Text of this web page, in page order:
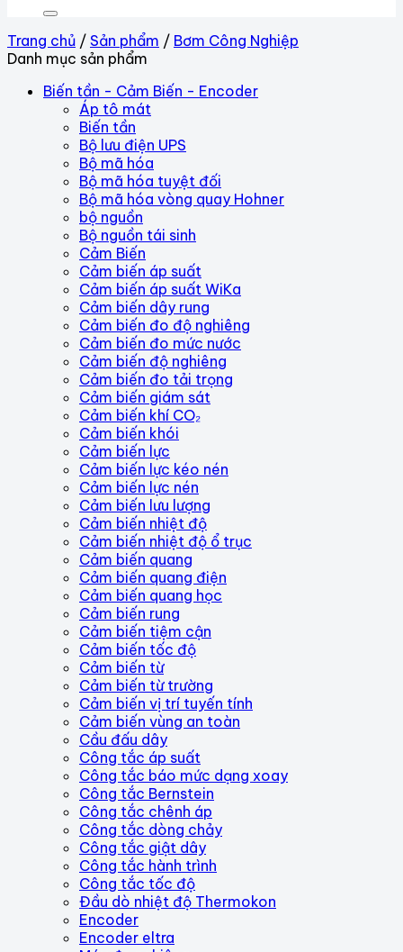
Trang chủ / Sản phẩm / Bơm Công Nghiệp
Danh mục sản phẩm
Biến tần - Cảm Biến - Encoder
Áp tô mát
Biến tần
Bộ lưu điện UPS
Bộ mã hóa
Bộ mã hóa tuyệt đối
Bộ mã hóa vòng quay Hohner
bộ nguồn
Bộ nguồn tái sinh
Cảm Biến
Cảm biến áp suất
Cảm biến áp suất WiKa
Cảm biến dây rung
Cảm biến đo độ nghiêng
Cảm biến đo mức nước
Cảm biến độ nghiêng
Cảm biến đo tải trọng
Cảm biến giám sát
Cảm biến khí CO₂
Cảm biến khói
Cảm biến lực
Cảm biến lực kéo nén
Cảm biến lực nén
Cảm biến lưu lượng
Cảm biến nhiệt độ
Cảm biến nhiệt độ ổ trục
Cảm biến quang
Cảm biến quang điện
Cảm biến quang học
Cảm biến rung
Cảm biến tiệm cận
Cảm biến tốc độ
Cảm biến từ
Cảm biến từ trường
Cảm biến vị trí tuyến tính
Cảm biến vùng an toàn
Cầu đấu dây
Công tắc áp suất
Công tắc báo mức dạng xoay
Công tắc Bernstein
Công tắc chênh áp
Công tắc dòng chảy
Công tắc giật dây
Công tắc hành trình
Công tắc tốc độ
Đầu dò nhiệt độ Thermokon
Encoder
Encoder eltra